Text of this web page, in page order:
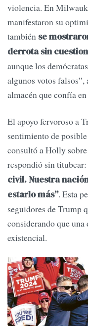
violencia. En
manifestaron su
también se
derrota sin
aunque los
algunos votos
almacén que confía
El apoyo fervoroso a
sentimiento de
consultó a Holly
respondió sin titubear:
civil. Nuestra
estarlo más”. Esta
seguidores de Trump
considerando que
existencial.